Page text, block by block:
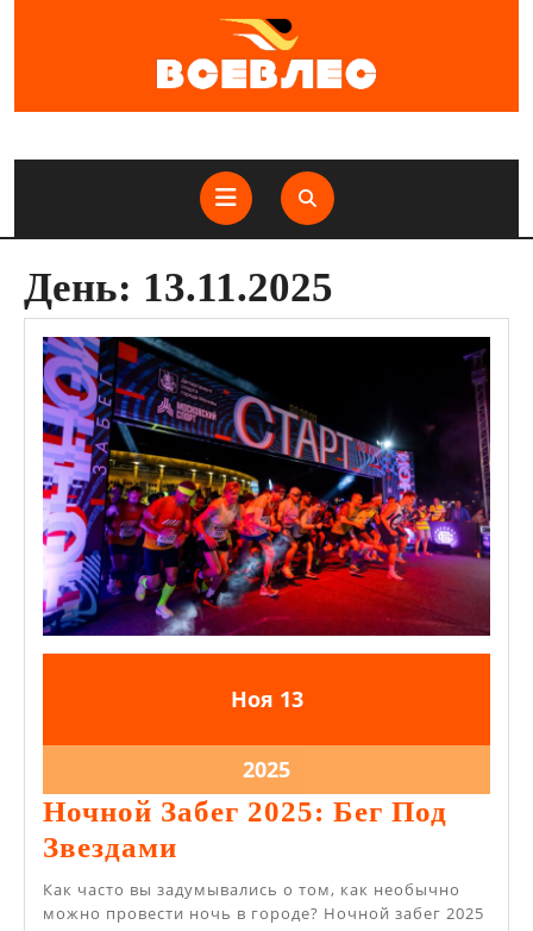
Кнопка
Открыть
День: 13.11.2025
Ноя13.11.2025
1313.11.2025
202513.11.2025
Ночной Забег 2025: Бег Под
Звездами
Забег
2025:
Как часто вы задумывались о том, как необычно
можно провести ночь в городе? Ночной забег 2025